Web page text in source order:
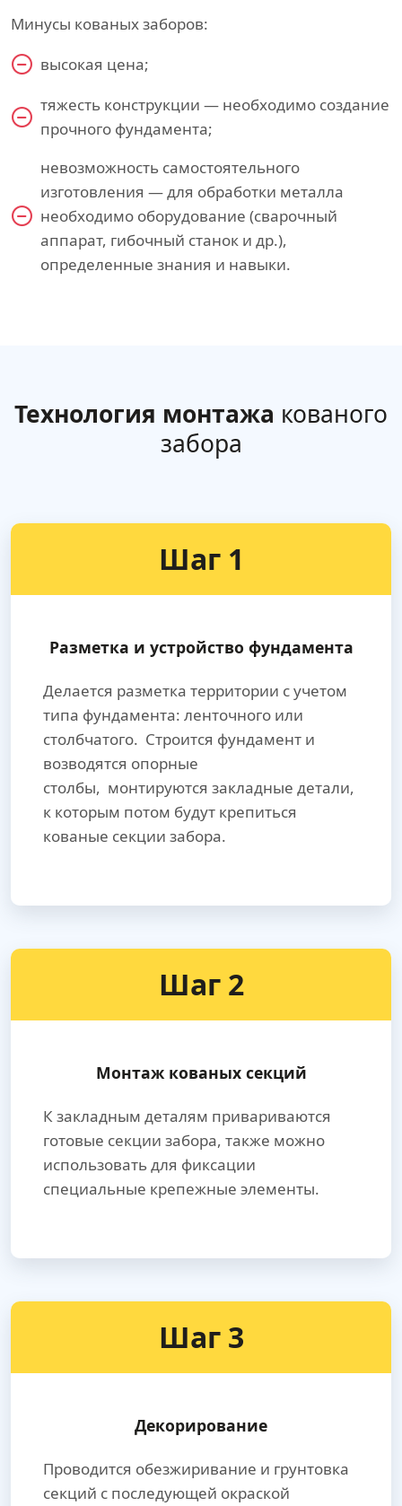
Минусы кованых заборов:
высокая цена;
тяжесть конструкции — необходимо создание
прочного фундамента;
невозможность самостоятельного
изготовления — для обработки металла
необходимо оборудование (сварочный
аппарат, гибочный станок и др.),
определенные знания и навыки.
Технология монтажа кованого
забора
Шаг 1
Разметка и устройство фундамента
Делается разметка территории с учетом
типа фундамента: ленточного или
столбчатого. Строится фундамент и
возводятся опорные
столбы, монтируются закладные детали,
к которым потом будут крепиться
кованые секции забора.
Шаг 2
Монтаж кованых секций
К закладным деталям привариваются
готовые секции забора, также можно
использовать для фиксации
специальные крепежные элементы.
Шаг 3
Декорирование
Проводится обезжиривание и грунтовка
секций с последующей окраской